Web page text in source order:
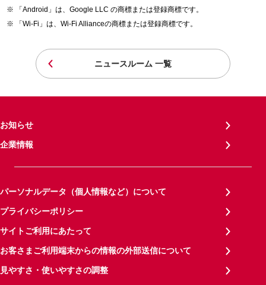
「Android」は、Google LLC の商標または登録商標です。
「Wi-Fi」は、Wi-Fi Allianceの商標または登録商標です。
ニュースルーム 一覧
お知らせ
企業情報
パーソナルデータ（個人情報など）について
プライバシーポリシー
サイトご利用にあたって
お客さまご利用端末からの情報の外部送信について
見やすさ・使いやすさの調整